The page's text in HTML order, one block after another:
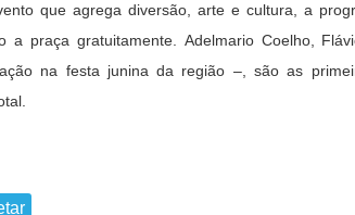
que agrega diversão, arte e cultura, a
a praça gratuitamente. Adelmario Coelho,
na festa junina da região –,
são as